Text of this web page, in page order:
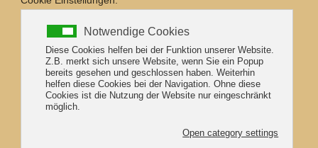
Traditionsschiff
Bezahlbare Segelreisen
auf unserem Schiff
Leuten, die sich die Kosten dann teilen. Umso